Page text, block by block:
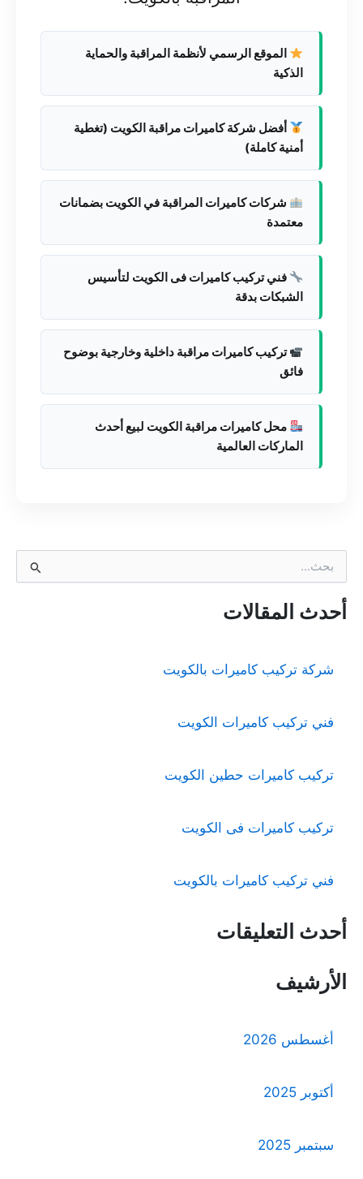
الموقع الرسمي لأنظمة المراقبة والحماية
الذكية
أفضل شركة كاميرات مراقبة الكويت (تغطية
أمنية كاملة)
شركات كاميرات المراقبة في الكويت بضمانات
معتمدة
فني تركيب كاميرات فى الكويت لتأسيس
الشبكات بدقة
تركيب كاميرات مراقبة داخلية وخارجية بوضوح
فائق
محل كاميرات مراقبة الكويت لبيع أحدث
الماركات العالمية
ح
ثأحدث المقالات
شركة تركيب كاميرات بالكويت
فني تركيب كاميرات الكويت
تركيب كاميرات حطين الكويت
تركيب كاميرات فى الكويت
فني تركيب كاميرات بالكويت
أحدث التعليقات
الأرشيف
أغسطس 2026
أكتوبر 2025
سبتمبر 2025